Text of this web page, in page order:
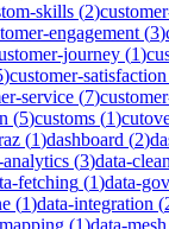
skills (2)
engagement (3)
journey (1)
)customer-satisfaction
service (7)
(5)customs (1)
(1)dashboard (2)
analytics (3)data-
fetching (1)data-
(1)data-integration (
(1)data-mesh